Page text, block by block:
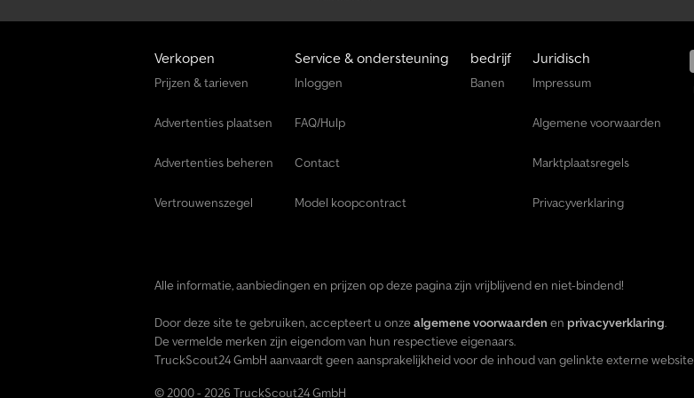
Verkopen
Prijzen & tarieven
Advertenties plaatsen
Advertenties beheren
Vertrouwenszegel
Service & ondersteuning
Inloggen
FAQ/Hulp
Contact
Model koopcontract
bedrijf
Banen
Juridisch
Impressum
Algemene voorwaarden
Marktplaatsregels
Privacyverklaring
Alle informatie, aanbiedingen en prijzen op deze pagina zijn vrijblijvend en niet-bindend!
Door deze site te gebruiken, accepteert u onze algemene voorwaarden en privacyverklaring.
De vermelde merken zijn eigendom van hun respectieve eigenaars.
TruckScout24 GmbH aanvaardt geen aansprakelijkheid voor de inhoud van gelinkte externe
© 2000 - 2026 TruckScout24 GmbH